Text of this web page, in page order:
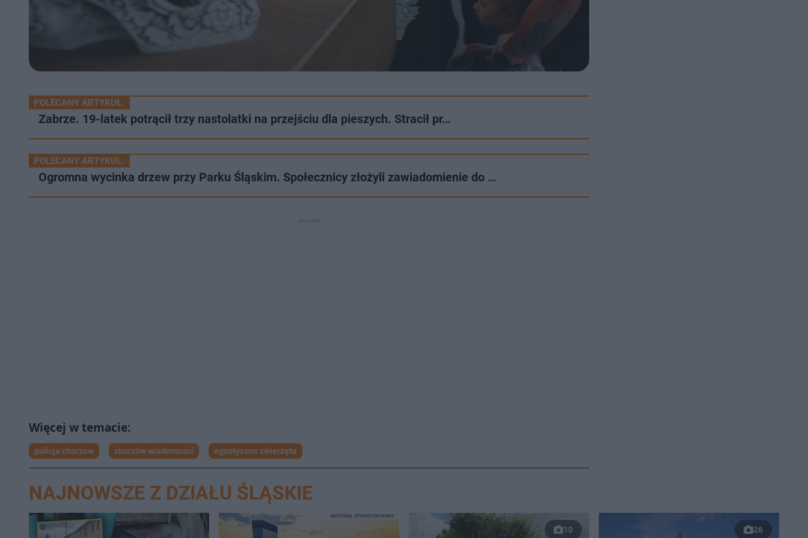
POLECANY ARTYKUŁ:
Zabrze. 19-latek potrącił trzy nastolatki na przejściu dla pieszych. Stracił pr…
POLECANY ARTYKUŁ:
Ogromna wycinka drzew przy Parku Śląskim. Społecznicy złożyli zawiadomienie do …
policja chorzów chorzów wiadomości egzotyczne zwierzęta
NAJNOWSZE Z DZIAŁU ŚLĄSKIE
MATERIAŁ SPONSOROWANY
10 26